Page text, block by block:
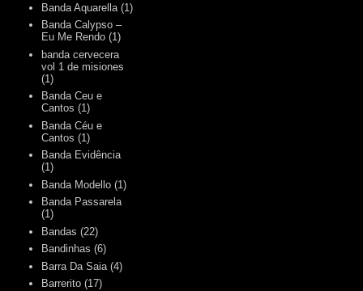
Banda Aquarella (1)
Banda Calypso –
Eu Me Rendo (1)
banda cervecera
vol 1 de misiones
(1)
Banda Ceu e
Cantos (1)
Banda Céu e
Cantos (1)
Banda Evidência
(1)
Banda Modello (1)
Banda Passarela
(1)
Bandas (22)
Bandinhas (6)
Barra Da Saia (4)
Barrerito (17)